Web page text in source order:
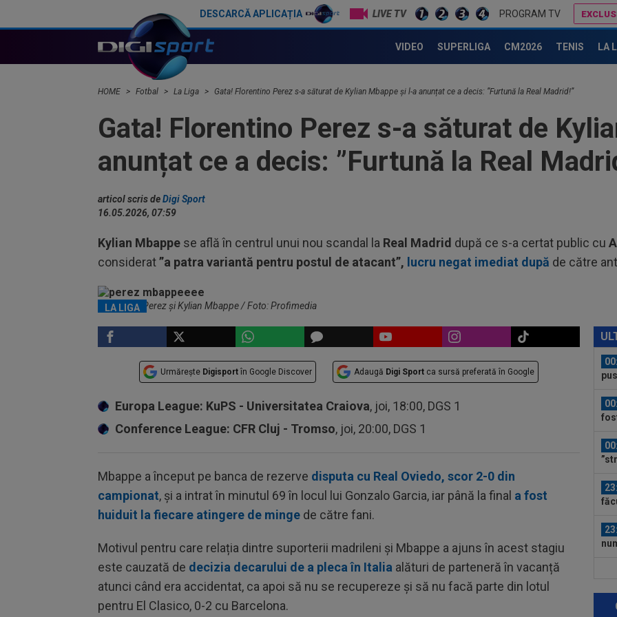
DESCARCĂ APLICAȚIA LIVE TV PROGRAM TV
VIDEO SUPERLIGA CM2026 TENIS LA
HOME Fotbal La Liga Gata! Florentino Perez s-a săturat de Kylian Mbappe și l-a anunțat ce a decis: ”Furtună la Real Madrid!”
Gata! Florentino Perez s-a săturat de
anunțat ce a decis: ”Furtună la Real
articol scris deDigi Sport
16.05.2026, 07:59
Kylian Mbappe se află în centrul unui nou scandal la Real Madrid după ce s-a certat public cu
considerat”a patra variantă pentru postul de atacant”, lucru negat imediat după de către
LA LIGA
Florentino Perez și Kylian Mbappe / Foto: Profimedia
Urmărește Digisport în Google Discover Adaugă Digi Sport ca sursă preferată în Google
Europa League: KuPS - Universitatea Craiova, joi, 18:00, DGS 1
Conference League: CFR Cluj - Tromso, joi, 20:00, DGS 1
Mbappe a început pe banca de rezerve disputa cu Real Oviedo, scor 2-0 din
campionat, și a intrat în minutul 69 în locul lui Gonzalo Garcia, iar până la final a fost
huiduit la fiecare atingere de minge de către fani.
Motivul pentru care relația dintre suporterii madrileni și Mbappe a ajuns în acest stagiu
este cauzată de decizia decarului de a pleca în Italia alături de parteneră în vacanță
atunci când era accidentat, ca apoi să nu se recupereze și să nu facă parte din lotul
pentru El Clasico, 0-2 cu Barcelona.